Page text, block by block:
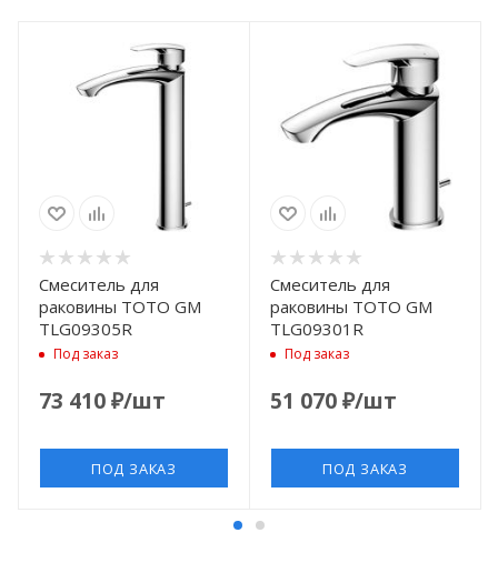
Смеситель для
раковины TOTO GM
TLG09305R
Под заказ
73 410₽/шт
ПОД ЗАКАЗ
Смеситель для
раковины TOTO GM
TLG09301R
Под заказ
51 070₽/шт
ПОД ЗАКАЗ